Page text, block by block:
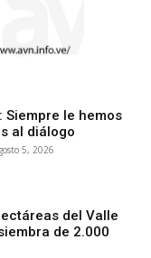
Siempre le hemos
al diálogo
5, 2026
del Valle
de 2.000